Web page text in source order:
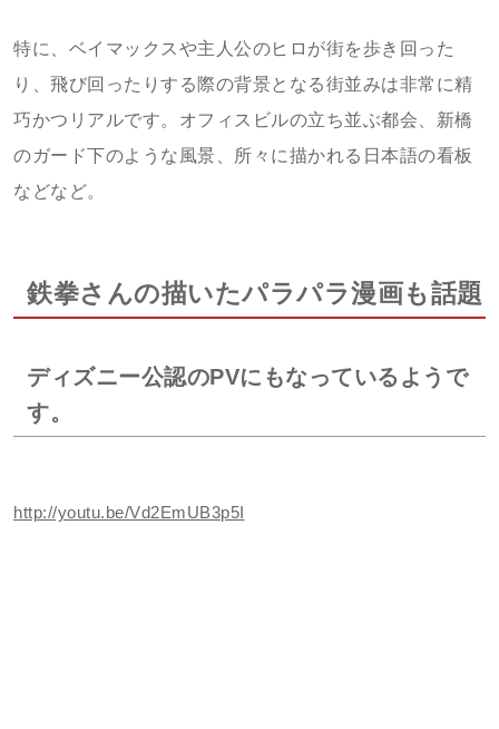
特に、ベイマックスや主人公のヒロが街を歩き回った
り、飛び回ったりする際の背景となる街並みは非常に精
巧かつリアルです。オフィスビルの立ち並ぶ都会、新橋
のガード下のような風景、所々に描かれる日本語の看板
などなど。
鉄拳さんの描いたパラパラ漫画も話題
ディズニー公認のPVにもなっているようで
す。
http://youtu.be/Vd2EmUB3p5I